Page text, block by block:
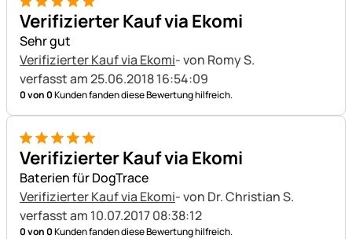
5 von 5
Verifizierter Kauf via Ekomi
Sehr gut
Verifizierter Kauf via Ekomi- von Romy S.
verfasst am 25.06.2018 16:54:09
0 von 0Kunden fanden diese Bewertung hilfreich.
5 von 5
Verifizierter Kauf via Ekomi
Baterien für DogTrace
Verifizierter Kauf via Ekomi- von Dr. Christian S.
verfasst am 10.07.2017 08:38:12
0 von 0Kunden fanden diese Bewertung hilfreich.